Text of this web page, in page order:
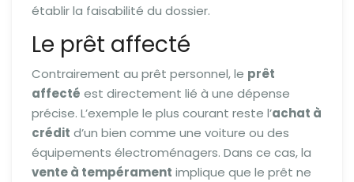
établir la faisabilité du dossier.
Le prêt affecté
Contrairement au prêt personnel, le prêt
affecté est directement lié à une dépense
précise. L’exemple le plus courant reste l’achat à
crédit d’un bien comme une voiture ou des
équipements électroménagers. Dans ce cas, la
vente à tempérament implique que le prêt ne